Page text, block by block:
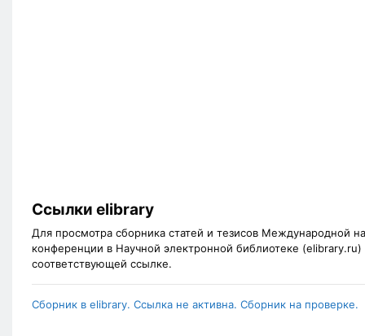
Ссылки elibrary
Для просмотра сборника статей и тезисов Международной
конференции в Научной электронной библиотеке
соответствующей ссылке.
Сборник в elibrary. Ссылка не активна. Сборник на проверке.